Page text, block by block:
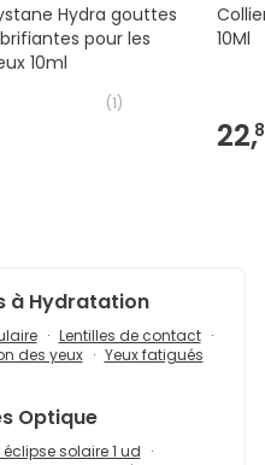
Hydra gouttes
pour les
10ml
(1)
10Ml
22,
à Hydratation
Lentilles de contact
des yeux Yeux fatigués
Optique
solaire 1 ud